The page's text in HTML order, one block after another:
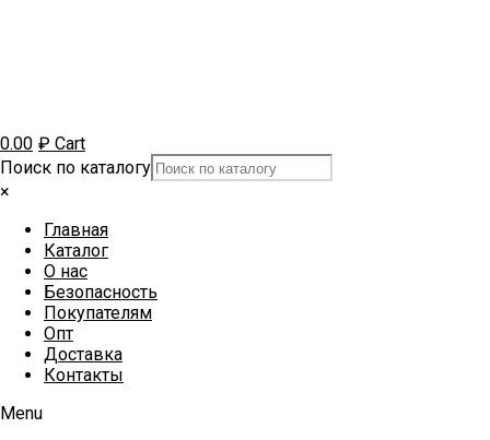
0.00 ₽ Cart
Поиск по каталогу
×
Главная
Каталог
О нас
Безопасность
Покупателям
Опт
Доставка
Контакты
Menu